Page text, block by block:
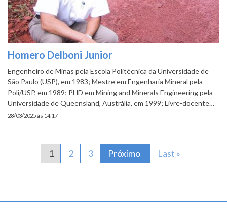
Homero Delboni Junior
Engenheiro de Minas pela Escola Politécnica da Universidade de
São Paulo (USP), em 1983; Mestre em Engenharia Mineral pela
Poli/USP, em 1989; PHD em Mining and Minerals Engineering pela
Universidade de Queensland, Austrália, em 1999; Livre-docente…
28/03/2025 às 14:17
Página atual
1 Página
2 Página
3 Próxima página
Próximo Última página
Last »